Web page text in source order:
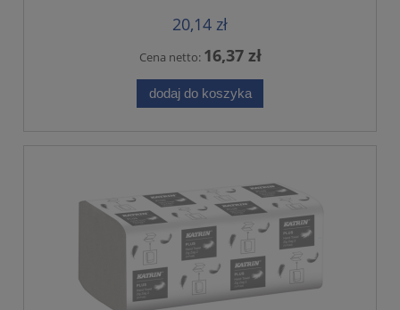
20,14 zł
Cena netto: 16,37 zł
dodaj do koszyka